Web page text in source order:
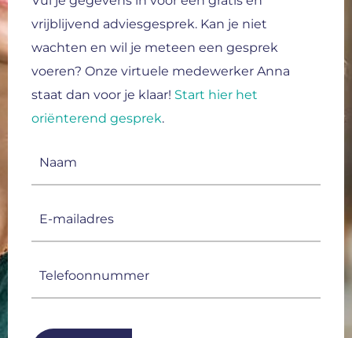
vrijblijvend adviesgesprek. Kan je niet
wachten en wil je meteen een gesprek
voeren? Onze virtuele medewerker Anna
staat dan voor je klaar! Start hier het
oriënterend gesprek.